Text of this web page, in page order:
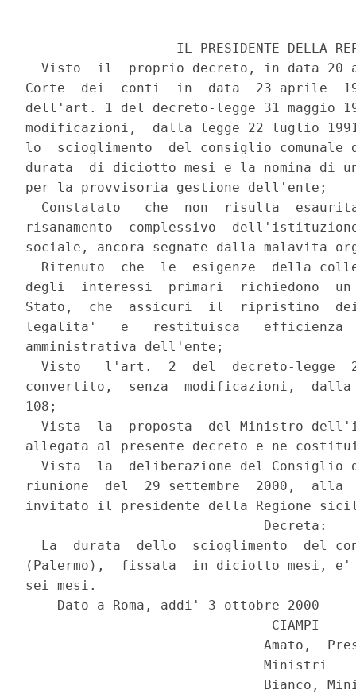
IL PRESIDENTE DELLA
Visto  il  proprio decreto, in data 20
Corte  dei  conti  in  data  23 aprile
dell'art. 1 del decreto-legge 31 maggio
modificazioni,  dalla legge 22 luglio
lo  scioglimento  del consiglio comunale
durata  di diciotto mesi e la nomina di
per la provvisoria gestione dell'ente;
Constatato   che  non  risulta
risanamento  complessivo
sociale, ancora segnate dalla malavita
Ritenuto  che  le  esigenze  della
degli  interessi  primari  richiedono
Stato,  che  assicuri  il  ripristino
legalita'   e   restituisca   efficienza
amministrativa dell'ente;
Visto   l'art.  2  del  decreto-legge
convertito,  senza  modificazioni,  dalla
108;
Vista  la  proposta  del Ministro
allegata al presente decreto e ne
Vista  la  deliberazione del Consiglio
riunione  del  29 settembre  2000,  alla
invitato il presidente della Regione
                              Decreta:
La  durata  dello  scioglimento  del
(Palermo),  fissata  in diciotto mesi,
sei mesi.
    Dato a Roma, addi' 3 ottobre 2000
                               CIAMPI
Amato,
                              Ministri
Bianco,